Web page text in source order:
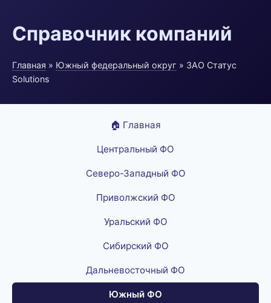
Справочник компаний
Главная » Южный федеральный округ » ЗАО Статус
Solutions
🏠 Главная
Центральный ФО
Северо-Западный ФО
Приволжский ФО
Уральский ФО
Сибирский ФО
Дальневосточный ФО
Южный ФО